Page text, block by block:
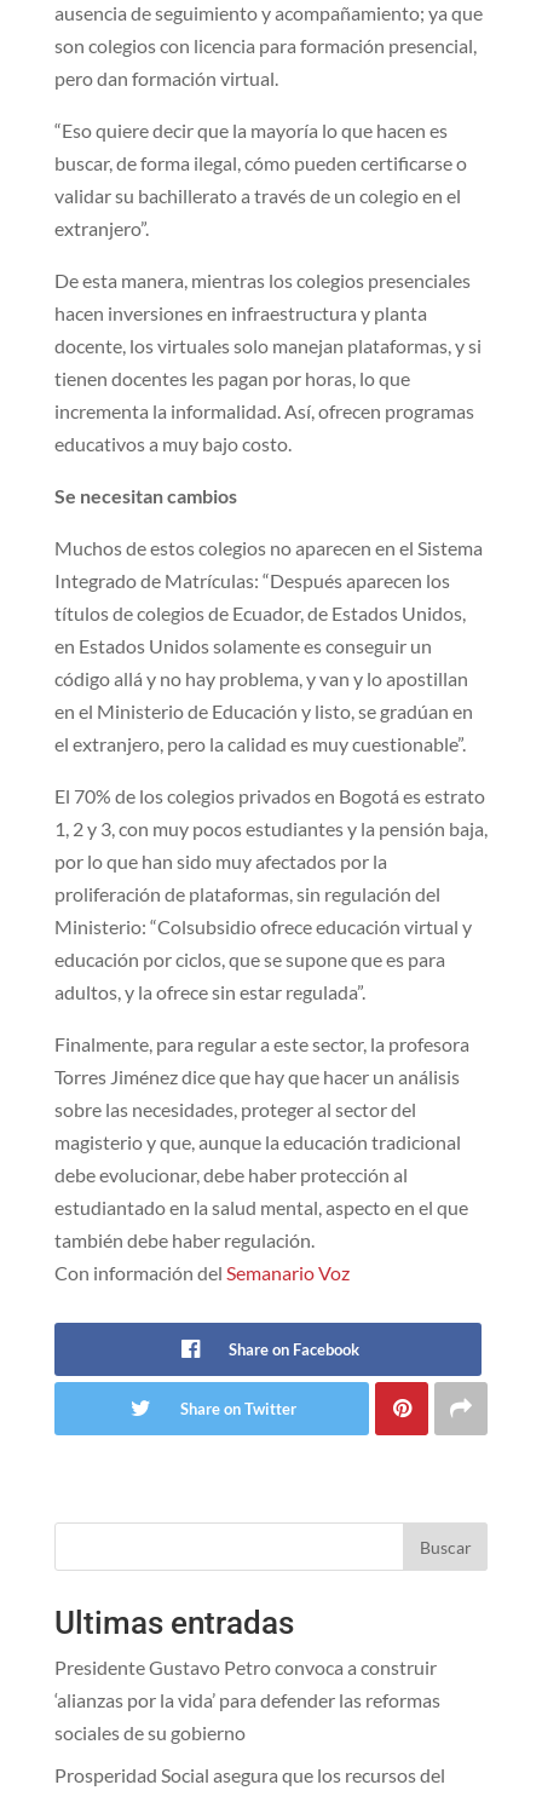
ausencia de seguimiento y acompañamiento; ya que
son colegios con licencia para formación presencial,
pero dan formación virtual.
“Eso quiere decir que la mayoría lo que hacen es
buscar, de forma ilegal, cómo pueden certificarse o
validar su bachillerato a través de un colegio en el
extranjero”.
De esta manera, mientras los colegios presenciales
hacen inversiones en infraestructura y planta
docente, los virtuales solo manejan plataformas, y si
tienen docentes les pagan por horas, lo que
incrementa la informalidad. Así, ofrecen programas
educativos a muy bajo costo.
Se necesitan cambios
Muchos de estos colegios no aparecen en el Sistema
Integrado de Matrículas: “Después aparecen los
títulos de colegios de Ecuador, de Estados Unidos,
en Estados Unidos solamente es conseguir un
código allá y no hay problema, y van y lo apostillan
en el Ministerio de Educación y listo, se gradúan en
el extranjero, pero la calidad es muy cuestionable”.
El 70% de los colegios privados en Bogotá es estrato
1, 2 y 3, con muy pocos estudiantes y la pensión baja,
por lo que han sido muy afectados por la
proliferación de plataformas, sin regulación del
Ministerio: “Colsubsidio ofrece educación virtual y
educación por ciclos, que se supone que es para
adultos, y la ofrece sin estar regulada”.
Finalmente, para regular a este sector, la profesora
Torres Jiménez dice que hay que hacer un análisis
sobre las necesidades, proteger al sector del
magisterio y que, aunque la educación tradicional
debe evolucionar, debe haber protección al
estudiantado en la salud mental, aspecto en el que
también debe haber regulación.
Con información del Semanario Voz
Share on Facebook
Share on Twitter
Buscar
Ultimas entradas
Presidente Gustavo Petro convoca a construir
‘alianzas por la vida’ para defender las reformas
sociales de su gobierno
Prosperidad Social asegura que los recursos del